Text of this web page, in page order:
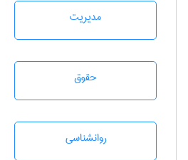
مديريت
حقوق
روانشناسی